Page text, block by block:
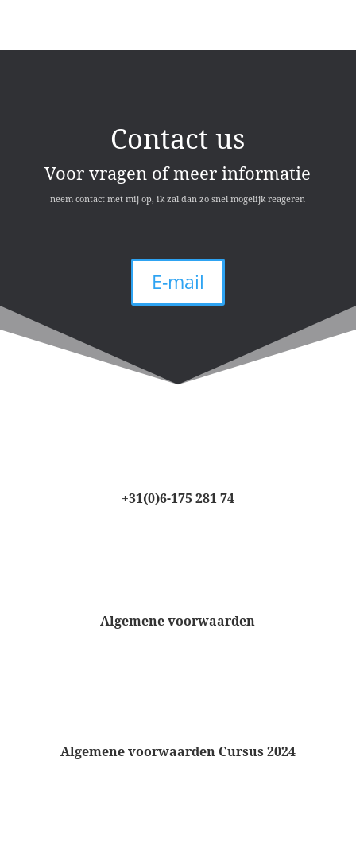
Contact us
Voor vragen of meer informatie
neem contact met mij op, ik zal dan zo snel mogelijk reageren
E-mail
+31(0)6-175 281 74
Algemene voorwaarden
Algemene voorwaarden Cursus 2024